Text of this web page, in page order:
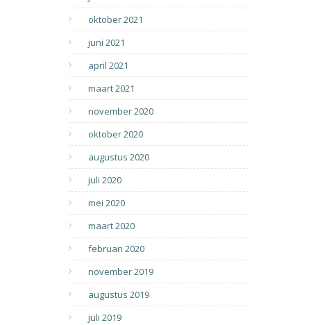
oktober 2021
juni 2021
april 2021
maart 2021
november 2020
oktober 2020
augustus 2020
juli 2020
mei 2020
maart 2020
februari 2020
november 2019
augustus 2019
juli 2019